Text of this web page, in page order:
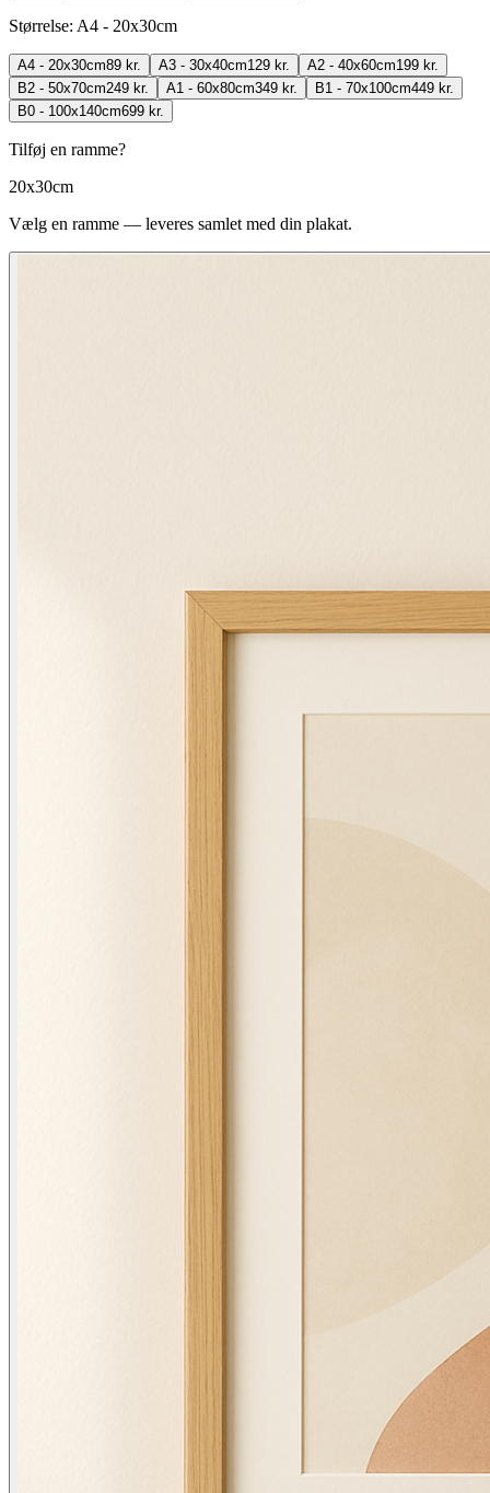
Størrelse: A4 - 20x30cm
A4 - 20x30cm89 kr. A3 - 30x40cm129 kr. A2 - 40x60cm199 kr.
B2 - 50x70cm249 kr. A1 - 60x80cm349 kr. B1 - 70x100cm449 kr.
B0 - 100x140cm699 kr.
Tilføj en ramme?
20x30cm
Vælg en ramme — leveres samlet med din plakat.